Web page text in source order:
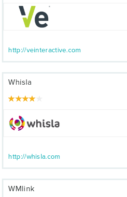
http://veinteractive.com
Whisla
http://whisla.com
WMlink